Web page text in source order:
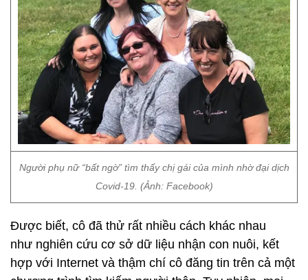
Người phụ nữ “bất ngờ” tìm thấy chị gái của mình nhờ đại dịch
Covid-19. (Ảnh: Facebook)
Được biết, cô đã thử rất nhiều cách khác nhau
như nghiên cứu cơ sở dữ liệu nhận con nuôi, kết
hợp với Internet và thậm chí cô đăng tin trên cả một